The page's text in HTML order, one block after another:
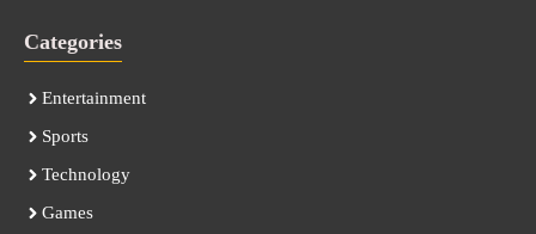
Categories
Entertainment
Sports
Technology
Games